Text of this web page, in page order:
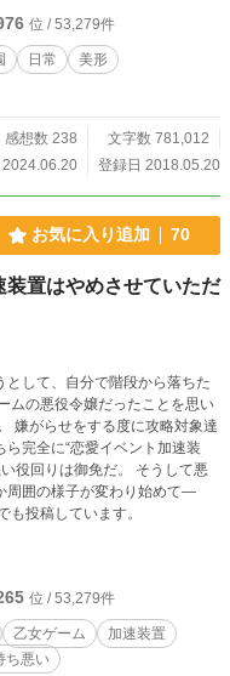
位 / 53,279件
日常
美形
感想数 238
文字数 781,012
登録日 2018.05.20
お気に入り追加 70
置はやめさせていただ
として、自分で階段から落ちた
ムの悪役令嬢だったことを思い
完全に“恋愛イベント加速装
周囲の様子が変わり始めて―
も投稿しています。
位 / 53,279件
乙女ゲーム
加速装置
ち悪い